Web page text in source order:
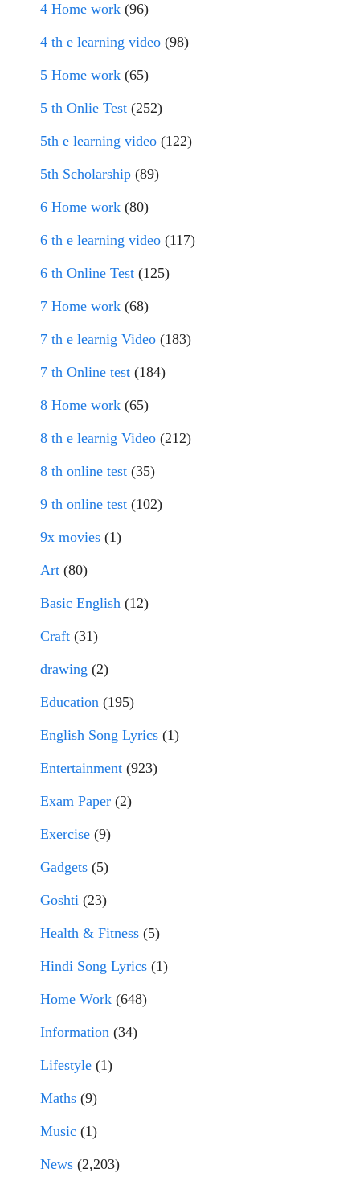
4 Home work (96)
4 th e learning video (98)
5 Home work (65)
5 th Onlie Test (252)
5th e learning video (122)
5th Scholarship (89)
6 Home work (80)
6 th e learning video (117)
6 th Online Test (125)
7 Home work (68)
7 th e learnig Video (183)
7 th Online test (184)
8 Home work (65)
8 th e learnig Video (212)
8 th online test (35)
9 th online test (102)
9x movies (1)
Art (80)
Basic English (12)
Craft (31)
drawing (2)
Education (195)
English Song Lyrics (1)
Entertainment (923)
Exam Paper (2)
Exercise (9)
Gadgets (5)
Goshti (23)
Health & Fitness (5)
Hindi Song Lyrics (1)
Home Work (648)
Information (34)
Lifestyle (1)
Maths (9)
Music (1)
News (2,203)